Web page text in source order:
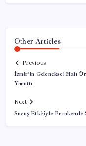
Other Articles
Previous
İzmir’in Geleneksel Halı
Yarattı
Next
Savaş Etkisiyle Perakende